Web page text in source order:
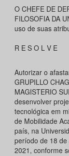
O CHEFE DE
FILOSOFIA DA
uso de suas
R E S O L V E
Autorizar o
GRUPILLO
MAGISTERIO
desenvolver
tecnológica em
de Mobilidade
país, na
período de 18
2021, conforme